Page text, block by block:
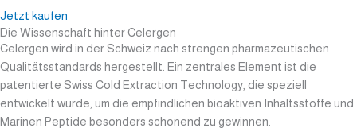
Jetzt kaufen
Die Wissenschaft hinter Celergen
Celergen wird in der Schweiz nach strengen pharmazeutischen
Qualitätsstandards hergestellt. Ein zentrales Element ist die
patentierte Swiss Cold Extraction Technology, die speziell
entwickelt wurde, um die empfindlichen bioaktiven Inhaltsstoffe und
Marinen Peptide besonders schonend zu gewinnen.